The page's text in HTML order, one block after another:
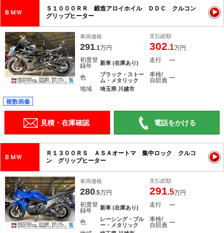
ＢＭＷ
Ｓ１０００ＲＲ 鍛造アロイホイル ＤＤＣ クルコン
グリップヒーター
車両価格
291.1万円
支払総額
302.1万円
初度登
録年
新車 (在庫あり) 走行 ―
色
ブラック・ストー
ム・メタリック
車検/
自賠責 ―
地域 埼玉県 川越市
複数画像
見積・在庫確認 電話をかける
ＢＭＷ
Ｒ１３００ＲＳ ＡＳＡオートマ 集中ロック クルコ
ン グリップヒーター
車両価格
280.5万円
支払総額
291.5万円
初度登
録年
新車 (在庫あり) 走行 ―
色
レーシング・ブル
ー・メタリック
車検/
自賠責 ―